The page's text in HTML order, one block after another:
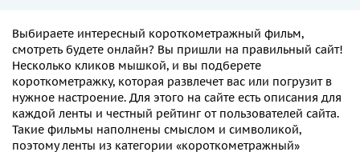
Выбираете интересный короткометражный фильм,
смотреть будете онлайн? Вы пришли на правильный сайт!
Несколько кликов мышкой, и вы подберете
короткометражку, которая развлечет вас или погрузит в
нужное настроение. Для этого на сайте есть описания для
каждой ленты и честный рейтинг от пользователей сайта.
Такие фильмы наполнены смыслом и символикой,
поэтому ленты из категории «короткометражный»